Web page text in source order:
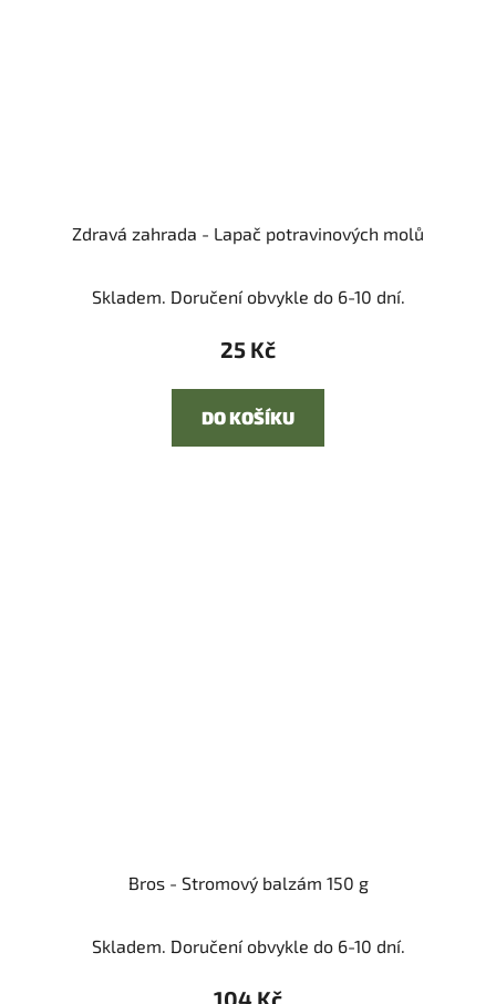
Zdravá zahrada - Lapač potravinových molů
Skladem. Doručení obvykle do 6-10 dní.
25 Kč
DO KOŠÍKU
Bros - Stromový balzám 150 g
Skladem. Doručení obvykle do 6-10 dní.
104 Kč